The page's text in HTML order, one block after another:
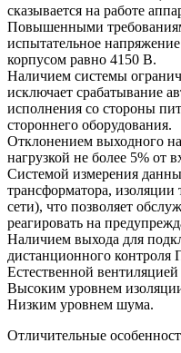
сказывается на работе
Повышенными
испытательное
корпусом равно 4150 В.
Наличием системы
исключает срабатывание
исполнения со стороны
стороннего оборудования.
Отклонением выходного
нагрузкой не более 5% от
Системой измерения
трансформатора,
сети), что позволяет
реагировать на
Наличием выхода для
дистанционного
Естественной
Высоким уровнем
Низким уровнем шума.
Отличительные